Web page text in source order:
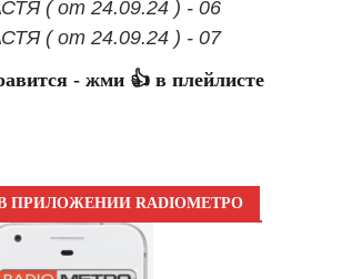
( от 24.09.24 ) - 06
( от 24.09.24 ) - 07
- жми 👍 в плейлисте
ПРИЛОЖЕНИИ RADIOМЕТРО